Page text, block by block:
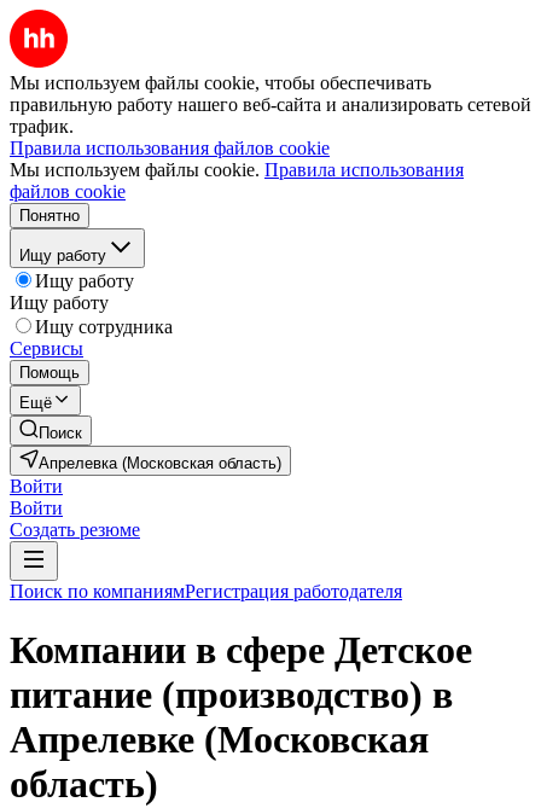
Мы используем файлы cookie, чтобы обеспечивать
правильную работу нашего веб-сайта и анализировать сетевой
трафик.
Правила использования файлов cookie
Мы используем файлы cookie. Правила использования
файлов cookie
Понятно
Ищу работу
Ищу работу
Ищу работу
Ищу сотрудника
Сервисы
Помощь
Ещё
Поиск
Апрелевка (Московская область)
Войти
Войти
Создать резюме
Поиск по компаниямРегистрация работодателя
Компании в сфере Детское
питание (производство) в
Апрелевке (Московская
область)